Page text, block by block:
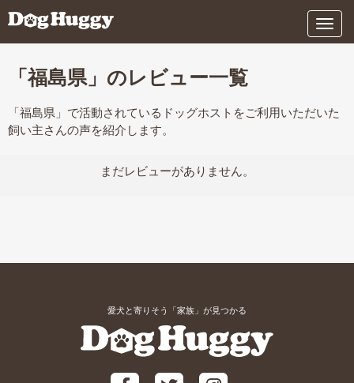
メ
ニ
「福島県」のレビュー一覧
「福島県」で活動されているドッグホストをご利用いただいた
飼い主さんの声を紹介します。
まだレビューがありません。
愛犬と寄りそう「家族」が見つかる